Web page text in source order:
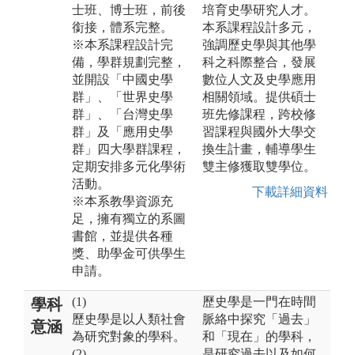
士班、博士班，前後
銜接，體系完整。
※本系課程設計完
備，學群規劃完整，
並開設「中國史學
群」、「世界史學
群」、「台灣史學
群」及「應用史學
群」四大學群課程，
定期安排多元化學術
活動。
※本系教學資源充
足，擁有獨立的系圖
書館，並提供各種
獎、助學金可供學生
申請。
培育史學研究人才。
本系課程設計多元，
強調歷史學與其他學
科之科際整合，發展
數位人文及史學應用
相關領域。提供碩士
班先修課程，跨校修
習課程與國外大學交
換生計畫，輔導學生
雙主修獲取雙學位。
下載詳細資料
學科
意涵
(1)
歷史學是以人類社會
為研究對象的學科。
歷史學是一門在時間
脈絡中探究「過去」
和「現在」的學科，